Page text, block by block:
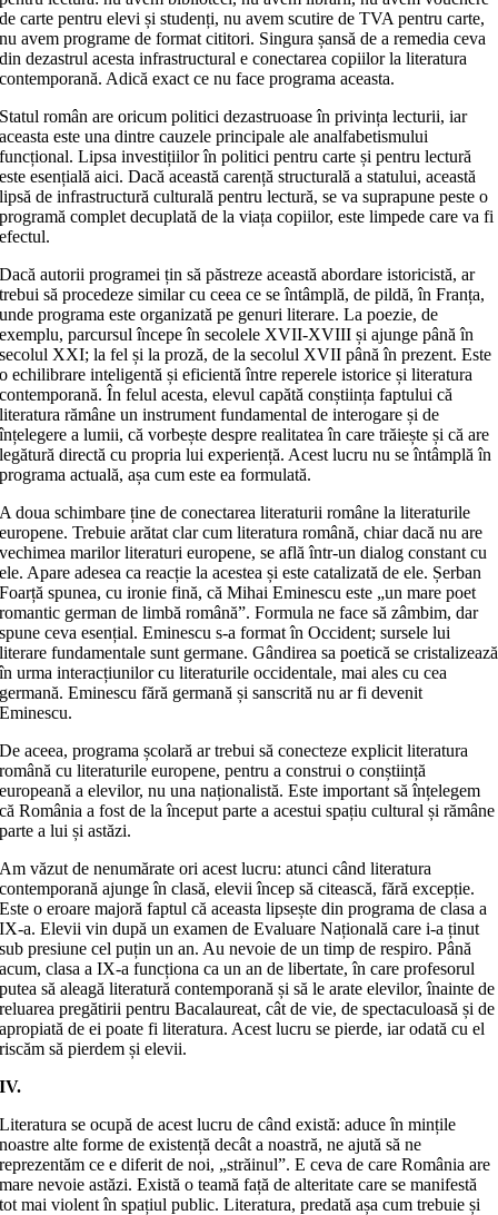
de carte pentru elevi și studenți, nu avem scutire de TVA pentru carte,
nu avem programe de format cititori. Singura șansă de a remedia ceva
din dezastrul acesta infrastructural e conectarea copiilor la literatura
contemporană. Adică exact ce nu face programa aceasta.
Statul român are oricum politici dezastruoase în privința lecturii, iar
aceasta este una dintre cauzele principale ale analfabetismului
funcțional. Lipsa investițiilor în politici pentru carte și pentru lectură
este esențială aici. Dacă această carență structurală a statului, această
lipsă de infrastructură culturală pentru lectură, se va suprapune peste o
programă complet decuplată de la viața copiilor, este limpede care va fi
efectul.
Dacă autorii programei țin să păstreze această abordare istoricistă, ar
trebui să procedeze similar cu ceea ce se întâmplă, de pildă, în Franța,
unde programa este organizată pe genuri literare. La poezie, de
exemplu, parcursul începe în secolele XVII-XVIII și ajunge până în
secolul XXI; la fel și la proză, de la secolul XVII până în prezent. Este
o echilibrare inteligentă și eficientă între reperele istorice și literatura
contemporană. În felul acesta, elevul capătă conștiința faptului că
literatura rămâne un instrument fundamental de interogare și de
înțelegere a lumii, că vorbește despre realitatea în care trăiește și că are
legătură directă cu propria lui experiență. Acest lucru nu se întâmplă în
programa actuală, așa cum este ea formulată.
A doua schimbare ține de conectarea literaturii române la literaturile
europene. Trebuie arătat clar cum literatura română, chiar dacă nu are
vechimea marilor literaturi europene, se află într-un dialog constant cu
ele. Apare adesea ca reacție la acestea și este catalizată de ele. Șerban
Foarță spunea, cu ironie fină, că Mihai Eminescu este „un mare poet
romantic german de limbă română”. Formula ne face să zâmbim, dar
spune ceva esențial. Eminescu s-a format în Occident; sursele lui
literare fundamentale sunt germane. Gândirea sa poetică se cristalizează
în urma interacțiunilor cu literaturile occidentale, mai ales cu cea
germană. Eminescu fără germană și sanscrită nu ar fi devenit
Eminescu.
De aceea, programa școlară ar trebui să conecteze explicit literatura
română cu literaturile europene, pentru a construi o conștiință
europeană a elevilor, nu una naționalistă. Este important să înțelegem
că România a fost de la început parte a acestui spațiu cultural și rămâne
parte a lui și astăzi.
Am văzut de nenumărate ori acest lucru: atunci când literatura
contemporană ajunge în clasă, elevii încep să citească, fără excepție.
Este o eroare majoră faptul că aceasta lipsește din programa de clasa a
IX-a. Elevii vin după un examen de Evaluare Națională care i-a ținut
sub presiune cel puțin un an. Au nevoie de un timp de respiro. Până
acum, clasa a IX-a funcționa ca un an de libertate, în care profesorul
putea să aleagă literatură contemporană și să le arate elevilor, înainte de
reluarea pregătirii pentru Bacalaureat, cât de vie, de spectaculoasă și de
apropiată de ei poate fi literatura. Acest lucru se pierde, iar odată cu el
riscăm să pierdem și elevii.
IV.
Literatura se ocupă de acest lucru de când există: aduce în mințile
noastre alte forme de existență decât a noastră, ne ajută să ne
reprezentăm ce e diferit de noi, „străinul”. E ceva de care România are
mare nevoie astăzi. Există o teamă față de alteritate care se manifestă
tot mai violent în spațiul public. Literatura, predată așa cum trebuie și